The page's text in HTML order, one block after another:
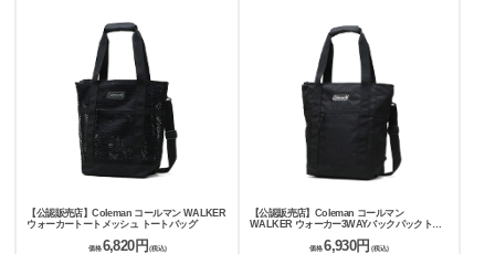
【公認販売店】Coleman コールマン WALKER
ウォーカートートメッシュ トートバッグ
価格 6,820円 (税込)
【公認販売店】Coleman コールマン
WALKER ウォーカー3WAYバックパックトー
価格6,930円 (税込)